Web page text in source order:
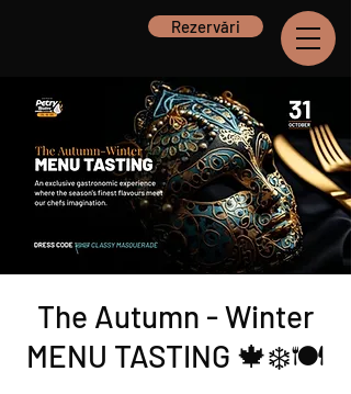
Rezervări
The Autumn - Winter
MENU TASTING 🍁❄️🍽